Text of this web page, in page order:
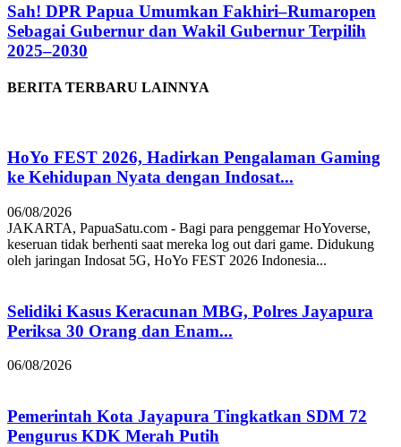
Sah! DPR Papua Umumkan Fakhiri–Rumaropen
Sebagai Gubernur dan Wakil Gubernur Terpilih
2025–2030
BERITA TERBARU LAINNYA
HoYo FEST 2026, Hadirkan Pengalaman Gaming
ke Kehidupan Nyata dengan Indosat...
06/08/2026
JAKARTA, PapuaSatu.com - Bagi para penggemar HoYoverse,
keseruan tidak berhenti saat mereka log out dari game. Didukung
oleh jaringan Indosat 5G, HoYo FEST 2026 Indonesia...
Selidiki Kasus Keracunan MBG, Polres Jayapura
Periksa 30 Orang dan Enam...
06/08/2026
Pemerintah Kota Jayapura Tingkatkan SDM 72
Pengurus KDK Merah Putih